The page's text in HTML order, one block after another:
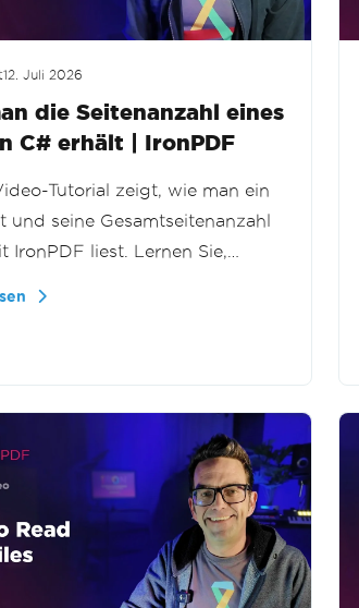
12. Juli 2026
die Seitenanzahl eines
C# erhält | IronPDF
Tutorial zeigt, wie man ein
und seine Gesamtseitenanzahl
IronPDF liest. Lernen Sie,